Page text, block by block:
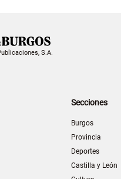
S.A.
Secciones
Burgos
Provincia
Deportes
Castilla y León